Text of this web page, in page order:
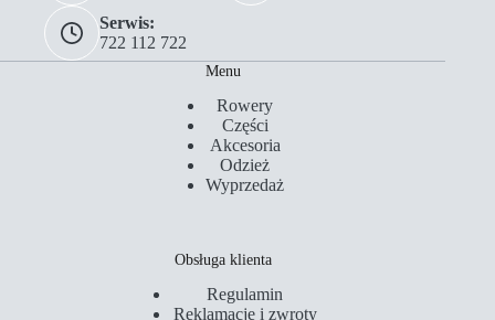
Serwis:
722 112 722
Menu
Rowery
Części
Akcesoria
Odzież
Wyprzedaż
Obsługa klienta
Regulamin
Reklamacje i zwroty